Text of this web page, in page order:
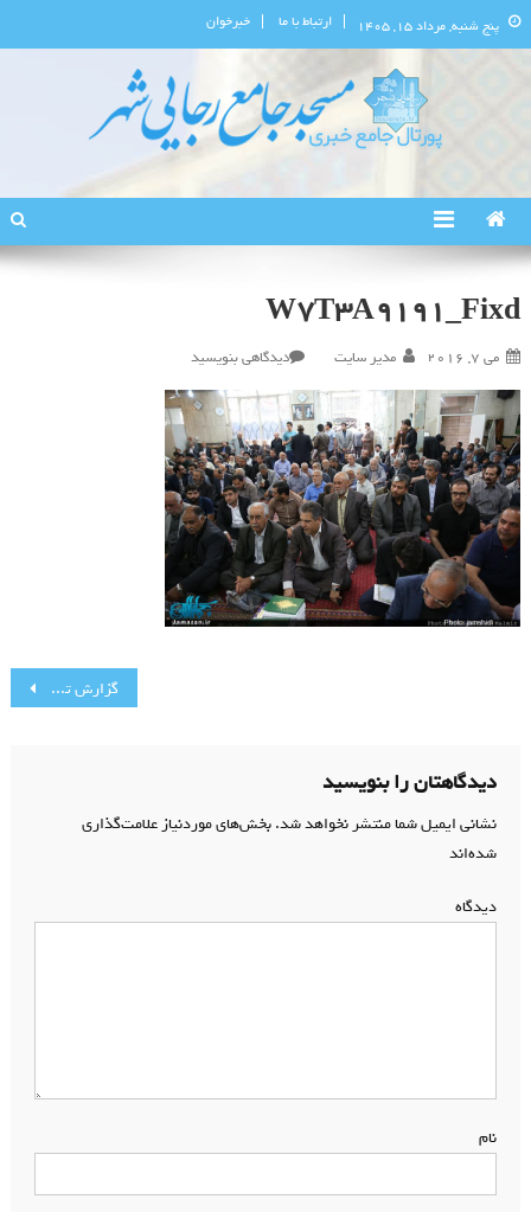
پنج شنبه, مرداد ۱۵, ۱۴۰۵ ارتباط با ما خبرخوان
پورتال اطلاع‌رسانی مسجد جامع
W7T3A9191_Fixd
می 7, 2016 مدیر سایت دیدگاهی بنویسیددر
گزارش تصویری مراسم ترحیم والده آیت ا… سروش محلاتی ( خواهر گرامی همسر حجت الاسلام رضایی محلاتی )
دیدگاهتان را بنویسید
نشانی ایمیل شما منتشر نخواهد شد.بخش‌های موردنیاز علامت‌گذاری
شده‌اند
دیدگاه
نام